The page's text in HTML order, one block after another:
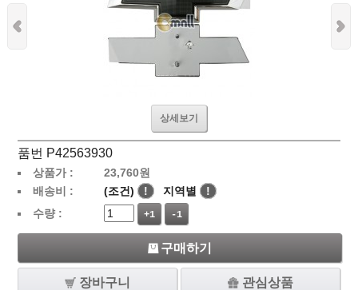
상세보기
품번 P42563930
상품가 : 23,760원
배송비 :
(조건) ! 지역별
!
수량 :
+1 -1
구매하기
장바구니 관심상품